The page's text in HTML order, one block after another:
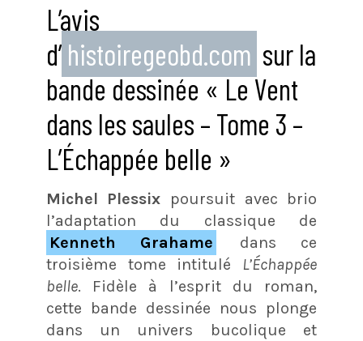
L’avis
d’ histoiregeobd.com sur la
bande dessinée « Le Vent
dans les saules – Tome 3 –
L’Échappée belle »
Michel Plessix poursuit avec brio
l’adaptation du classique de
Kenneth Grahame
dans ce
troisième tome intitulé L’Échappée
belle. Fidèle à l’esprit du roman,
cette bande dessinée nous plonge
dans un univers bucolique et